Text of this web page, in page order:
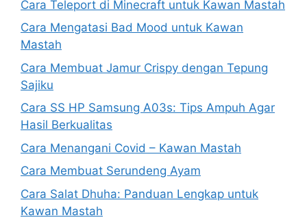
Cara Teleport di Minecraft untuk Kawan Mastah
Cara Mengatasi Bad Mood untuk Kawan
Mastah
Cara Membuat Jamur Crispy dengan Tepung
Sajiku
Cara SS HP Samsung A03s: Tips Ampuh Agar
Hasil Berkualitas
Cara Menangani Covid – Kawan Mastah
Cara Membuat Serundeng Ayam
Cara Salat Dhuha: Panduan Lengkap untuk
Kawan Mastah